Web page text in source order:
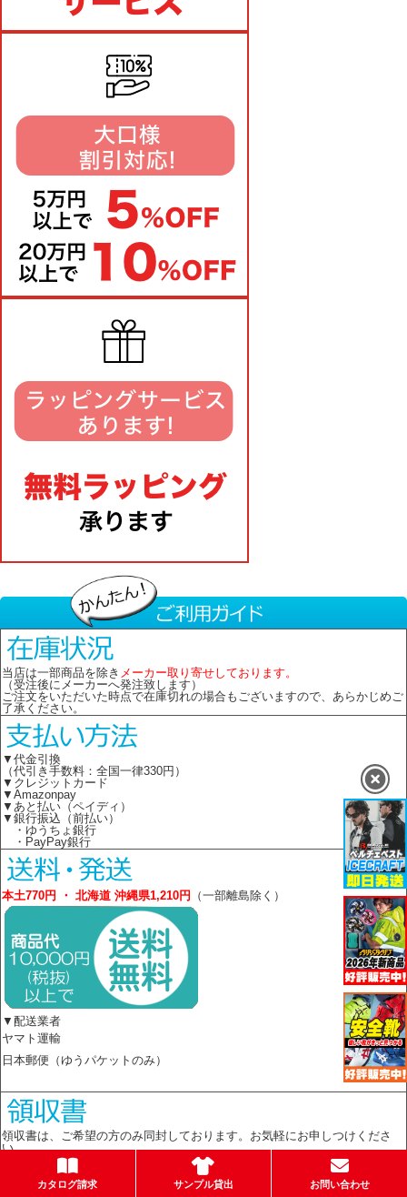
当店は一部商品を除き メーカー取り寄せしております。
（受注後にメーカーへ発注致します）
ご注文をいただいた時点で在庫切れの場合もございますので、あらかじめご
了承ください。
▼代金引換
（代引き手数料：全国一律330円）
▼クレジットカード
▼Amazonpay
▼あと払い（ペイディ）
▼銀行振込（前払い）
・ゆうちょ銀行
・PayPay銀行
本土770円 ・ 北海道 沖縄県1,210円 （一部離島除く）
▼配送業者
ヤマト運輸
日本郵便（ゆうパケットのみ）
領収書は、ご希望の方のみ同封しております。お気軽にお申しつけくださ
い。
カタログ請求 サンプル貸出 お問い合わせ